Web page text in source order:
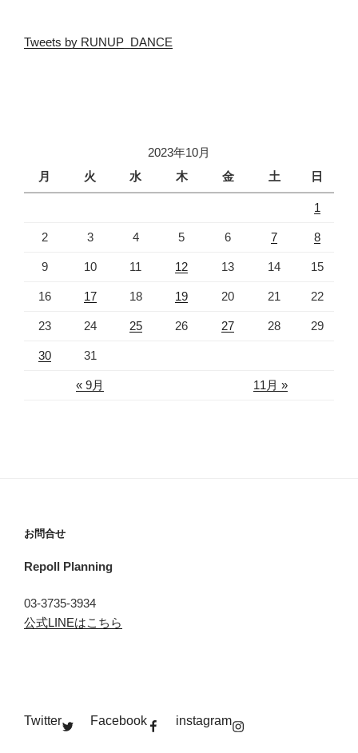
Tweets by RUNUP_DANCE
2023年10月
月
火 水 木 金 土 日
« 9月 11月 »
1
2 3 4 5 6 7 8
9 10 11 12 13 14 15
16 17 18 19 20 21 22
23 24 25 26 27 28 29
30 31
お問合せ
Repoll Planning
03-3735-3934
公式LINEはこちら
Twitter Facebook instagram